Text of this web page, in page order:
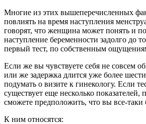
Многие из этих вышеперечисленных
повлиять на время наступления
говорят, что женщина может понять и
наступление беременности задолго до
первый тест, по собственным
Если же вы чувствуете себя не совсем
или же задержка длится уже более
подумать о визите к гинекологу. Если
существует еще несколько
сможете предположить, что вы все-
К ним относятся: